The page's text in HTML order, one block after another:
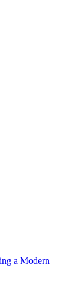
a Modern